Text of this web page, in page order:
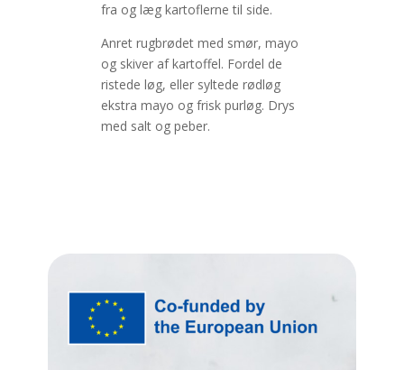
fra og læg kartoflerne til side.
Anret rugbrødet med smør, mayo
og skiver af kartoffel. Fordel de
ristede løg, eller syltede rødløg
ekstra mayo og frisk purløg. Drys
med salt og peber.